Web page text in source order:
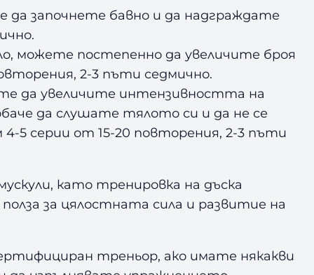
да започнете бавно и да надграждате
можете постепенно да увеличите броя
2-3 пъти седмично.
да увеличите интензивността на
да слушате тялото си и да не се
5 серии от 15-20 повторения, 2-3 пъти
като тренировка на дъска
за цялостната сила и развитие на
треньор, ако имате някакви